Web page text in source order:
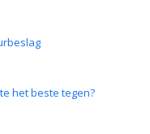
het beste tegen?